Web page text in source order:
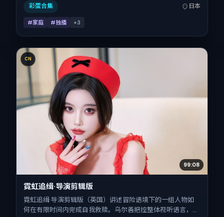
彩蛋合集 日本
#家庭 #独播 +3
CN
99:08
霓虹追缉·导演剪辑版
霓虹追缉·导演剪辑版（英国）讲述冒险语境下的一组人物如
何在有限时间内完成自我救赎。乌尔善把控整体视听语言，安